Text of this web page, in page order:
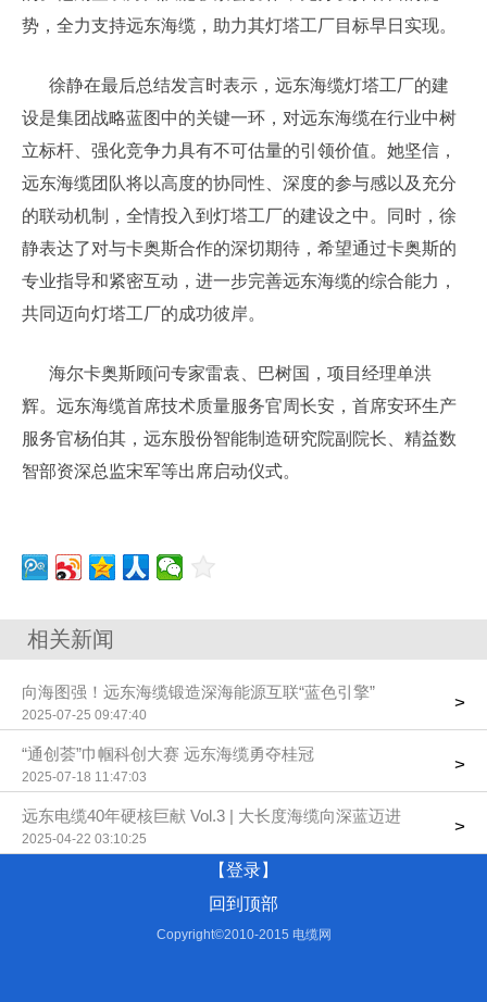
势，全力支持远东海缆，助力其灯塔工厂目标早日实现。
徐静在最后总结发言时表示，远东海缆灯塔工厂的建
设是集团战略蓝图中的关键一环，对远东海缆在行业中树
立标杆、强化竞争力具有不可估量的引领价值。她坚信，
远东海缆团队将以高度的协同性、深度的参与感以及充分
的联动机制，全情投入到灯塔工厂的建设之中。同时，徐
静表达了对与卡奥斯合作的深切期待，希望通过卡奥斯的
专业指导和紧密互动，进一步完善远东海缆的综合能力，
共同迈向灯塔工厂的成功彼岸。
海尔卡奥斯顾问专家雷袁、巴树国，项目经理单洪
辉。远东海缆首席技术质量服务官周长安，首席安环生产
服务官杨伯其，远东股份智能制造研究院副院长、精益数
智部资深总监宋军等出席启动仪式。
相关新闻
向海图强！远东海缆锻造深海能源互联“蓝色引擎”
2025-07-25 09:47:40
>
“通创荟”巾帼科创大赛 远东海缆勇夺桂冠
2025-07-18 11:47:03
>
远东电缆40年硬核巨献 Vol.3 | 大长度海缆向深蓝迈进
2025-04-22 03:10:25
>
【登录】
回到顶部
Copyright©2010-2015 电缆网